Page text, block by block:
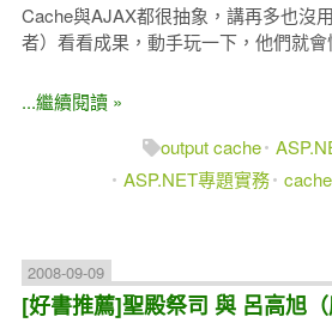
Cache與AJAX都很抽象，講再多也沒
者）看看成果，動手玩一下，他們就會
...繼續閱讀 »
output cache
ASP.NET專題實務 cache
2008-09-09
[好書推薦]聖殿祭司 與 呂高旭（